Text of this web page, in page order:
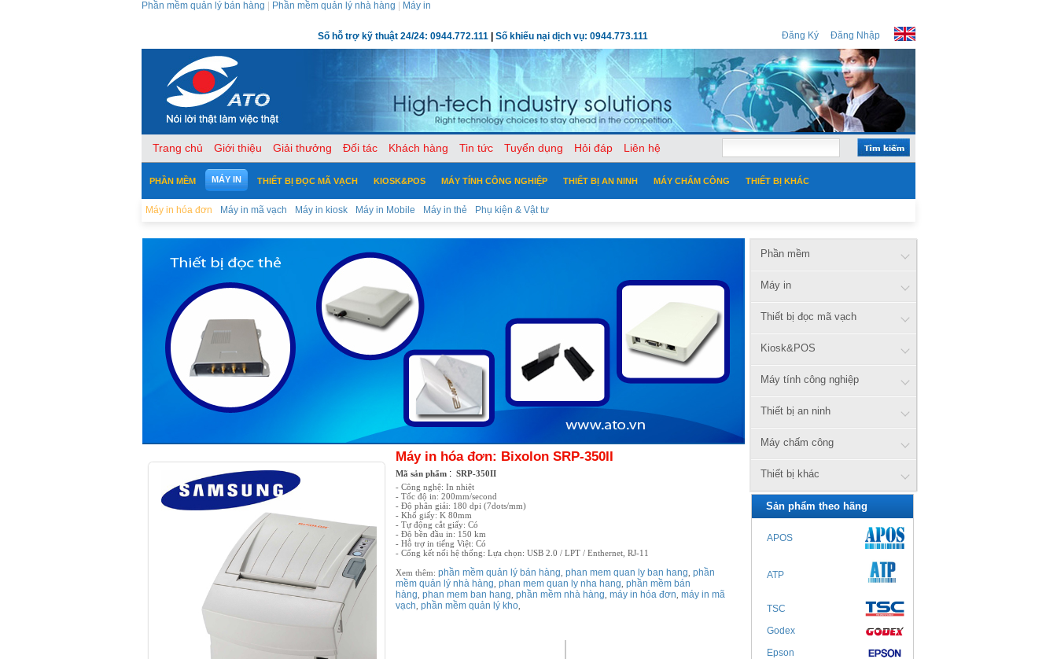
Phần mềm quản lý bán hàng Phần mềm quản lý nhà hàng Máy in
Số hỗ trợ kỹ thuật 24/24: 0944.772.111 Số khiếu nại dịch vụ: 0944.773.111 Đăng Ký Đăng Nhập
Trang chủ Giới thiệu Giải thưởng Đối tác Khách hàng Tin tức Tuyển dụng Hỏi đáp Liên hệ
PHẦN MỀM MÁY IN
Máy in hóa đơn Máy in mã vạch Máy in kiosk Máy in Mobile Máy in thẻ Phụ kiện & Vật tư
THIẾT BỊ ĐỌC MÃ VẠCH KIOSK&POS MÁY TÍNH CÔNG NGHIỆP THIẾT BỊ AN NINH MÁY CHẤM CÔNG THIẾT BỊ KHÁC
Máy in hóa đơn: Bixolon SRP-350II
Mã sản phẩm : SRP-350II
- Công nghệ: In nhiệt
- Tốc độ in: 200mm/second
- Độ phân giải: 180 dpi (7dots/mm)
- Khổ giấy: K 80mm
- Tự động cắt giấy: Có
- Độ bền đầu in: 150 km
- Hỗ trợ in tiếng Việt: Có
- Cổng kết nối hệ thống: Lựa chọn: USB 2.0 / LPT / Enthernet, RJ-11
Xem thêm: phần mềm quản lý bán hàng phan mem quan ly ban hang phần
mềm quản lý nhà hàng phan mem quan ly nha hang phần mềm bán
hàng phan mem ban hang phần mềm nhà hàng máy in hóa đơn máy in mã
vạch phần mềm quản lý kho
Phần mềm
Máy in
Thiết bị đọc mã vạch
Kiosk&POS
Máy tính công nghiệp
Thiết bị an ninh
Máy chấm công
Thiết bị khác
Sản phẩm theo hãng
APOS
ATP
TSC
Godex
Epson